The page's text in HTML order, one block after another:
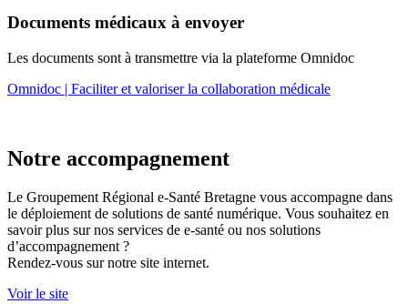
Documents médicaux à envoyer
Les documents sont à transmettre via la plateforme Omnidoc
Omnidoc | Faciliter et valoriser la collaboration médicale
Notre accompagnement
Le Groupement Régional e-Santé Bretagne vous accompagne dans
le déploiement de solutions de santé numérique. Vous souhaitez en
savoir plus sur nos services de e-santé ou nos solutions
d’accompagnement ?
Rendez-vous sur notre site internet.
Voir le site